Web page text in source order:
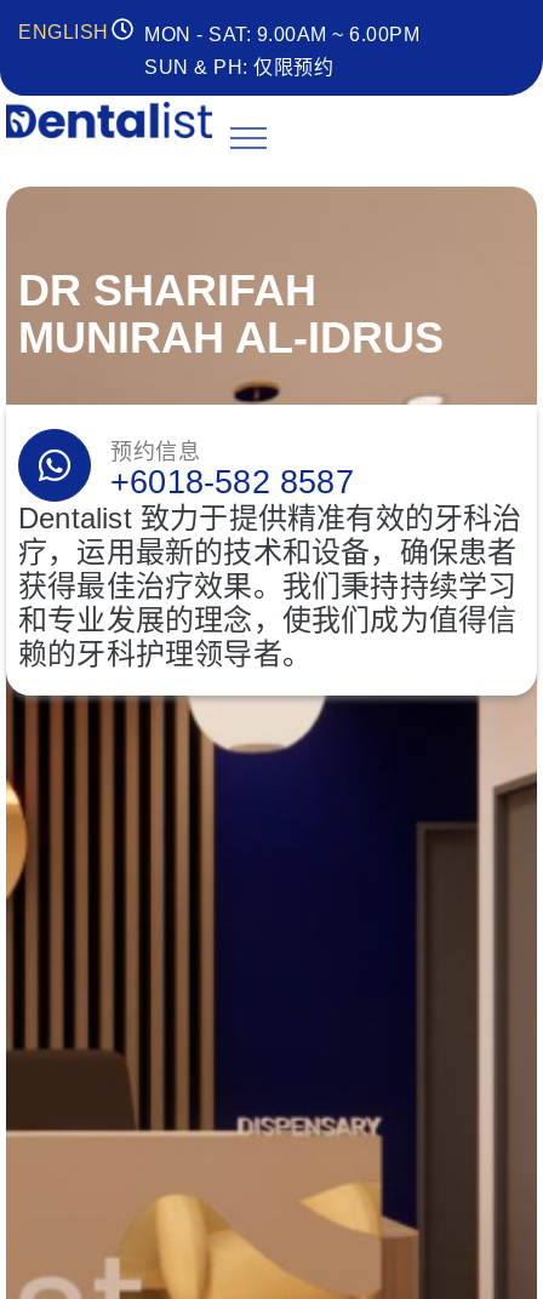
ENGLISH
MON - SAT: 9.00AM ~ 6.00PM
SUN & PH: 仅限预约
DR SHARIFAH
MUNIRAH AL-IDRUS
Dentalist 致力于提供精准有效的牙科治
疗，运用最新的技术和设备，确保患者
获得最佳治疗效果。我们秉持持续学习
和专业发展的理念，使我们成为值得信
赖的牙科护理领导者。
预约信息
+6018-582 8587